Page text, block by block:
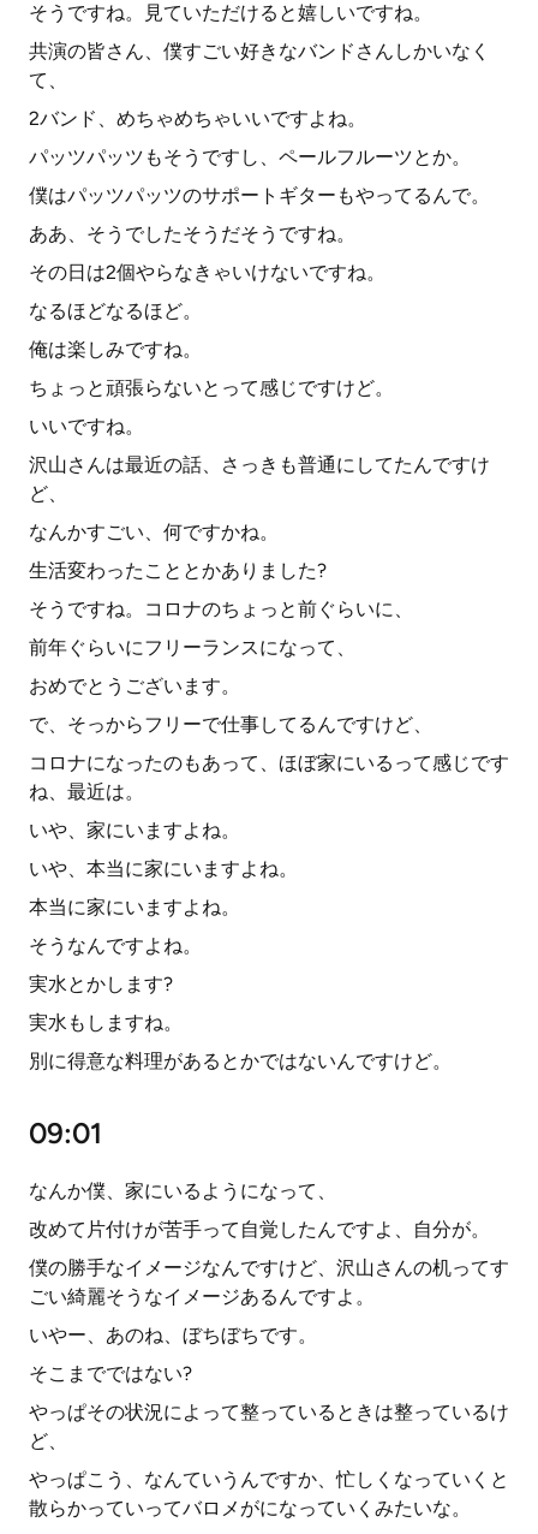
そうですね。見ていただけると嬉しいですね。
共演の皆さん、僕すごい好きなバンドさんしかいなく
て、
2バンド、めちゃめちゃいいですよね。
パッツパッツもそうですし、ペールフルーツとか。
僕はパッツパッツのサポートギターもやってるんで。
ああ、そうでしたそうだそうですね。
その日は2個やらなきゃいけないですね。
なるほどなるほど。
俺は楽しみですね。
ちょっと頑張らないとって感じですけど。
いいですね。
沢山さんは最近の話、さっきも普通にしてたんですけ
ど、
なんかすごい、何ですかね。
生活変わったこととかありました?
そうですね。コロナのちょっと前ぐらいに、
前年ぐらいにフリーランスになって、
おめでとうございます。
で、そっからフリーで仕事してるんですけど、
コロナになったのもあって、ほぼ家にいるって感じです
ね、最近は。
いや、家にいますよね。
いや、本当に家にいますよね。
本当に家にいますよね。
そうなんですよね。
実水とかします?
実水もしますね。
別に得意な料理があるとかではないんですけど。
09:01
なんか僕、家にいるようになって、
改めて片付けが苦手って自覚したんですよ、自分が。
僕の勝手なイメージなんですけど、沢山さんの机ってす
ごい綺麗そうなイメージあるんですよ。
いやー、あのね、ぼちぼちです。
そこまでではない?
やっぱその状況によって整っているときは整っているけ
ど、
やっぱこう、なんていうんですか、忙しくなっていくと
散らかっていってバロメがになっていくみたいな。